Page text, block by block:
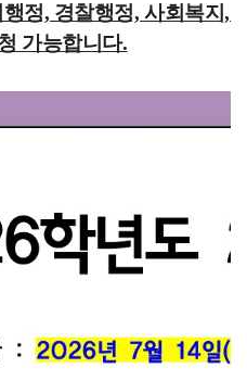
정, 경찰행정, 사회복지,
가능합니다.